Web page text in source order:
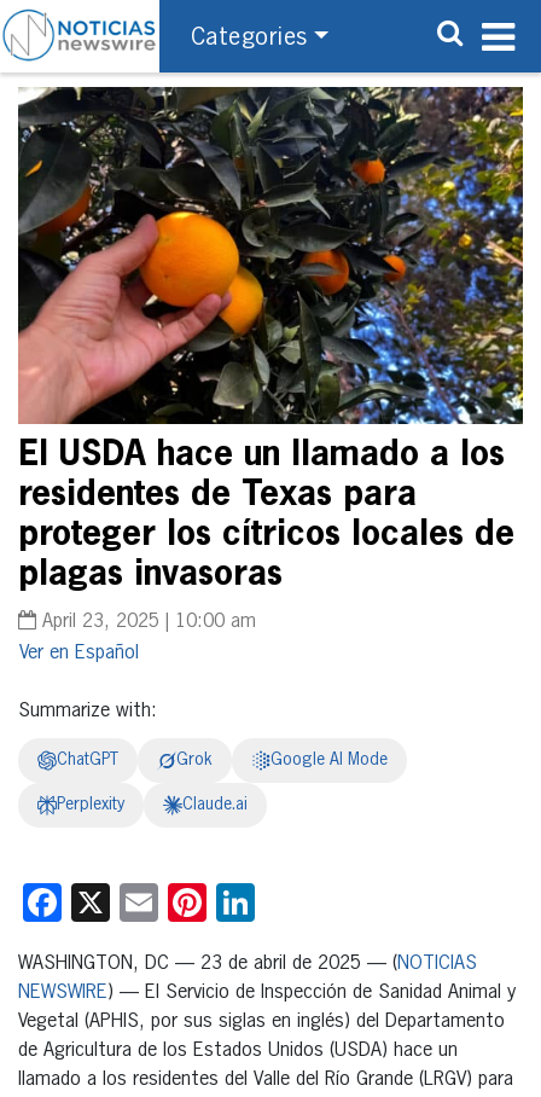
Categories
El USDA hace un llamado a los
residentes de Texas para
proteger los cítricos locales de
plagas invasoras
April 23, 2025 | 10:00 am
Español
Summarize with:
ChatGPT Grok Google AI Mode
Perplexity Claude.ai
Facebook
X EmailPinterest
WASHINGTON, DC — 23 de abril de 2025 — (NOTICIAS
NEWSWIRE) — El Servicio de Inspección de Sanidad Animal y
Vegetal (APHIS, por sus siglas en inglés) del Departamento
de Agricultura de los Estados Unidos (USDA) hace un
llamado a los residentes del Valle del Río Grande (LRGV) para